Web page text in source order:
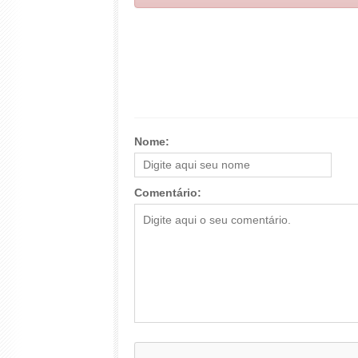
Nome:
Comentário: